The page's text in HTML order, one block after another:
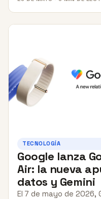
TECNOLOGÍA
Google lanza
Air: la nueva
datos y Gemini
El 7 de mayo de 2026,